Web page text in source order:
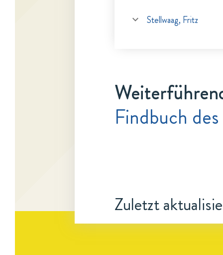
Stellwaag, Fritz
Findbuch
Zuletzt